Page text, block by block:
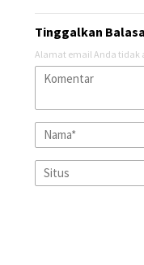
Tinggalkan
Alamat email Anda tidak